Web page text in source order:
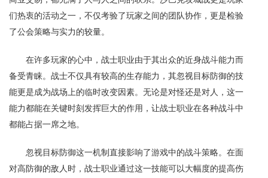
们热衷的活动之一，不仅考验了玩家之间的团队协作，更是检验
了公会策略与实力的较量。
在许多玩家的心中，战士职业由于其出众的近身战斗能力而
备受青睐。战士不仅具有较高的生存能力，其忽视目标防御的技
能更是成为战场上的临时改变因素。无论是对怪还是对人，这一
能力都能在关键时刻发挥巨大的作用，让战士职业在各种战斗中
都能占据一席之地。
忽视目标防御这一机制直接影响了游戏中的战斗策略。在面
对高防御的敌人时，战士职业通过这一技能可以大幅度的提高伤